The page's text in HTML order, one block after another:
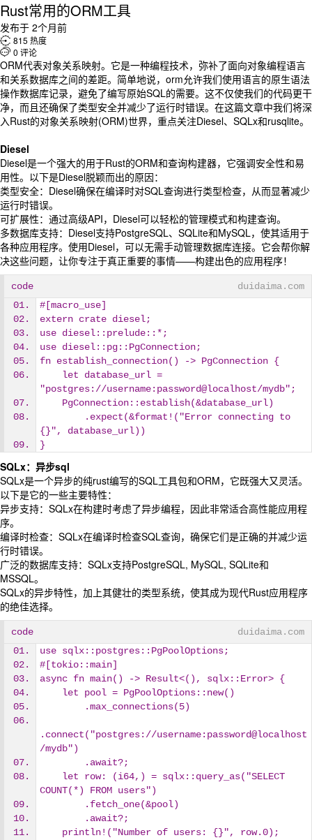
Rust常用的ORM工具
发布于 2个月前
 815 热度
 0 评论
ORM代表对象关系映射。它是一种编程技术，弥补了面向对象编程语言
和关系数据库之间的差距。简单地说，orm允许我们使用语言的原生语法
操作数据库记录，避免了编写原始SQL的需要。这不仅使我们的代码更干
净，而且还确保了类型安全并减少了运行时错误。在这篇文章中我们将深
入Rust的对象关系映射(ORM)世界，重点关注Diesel、SQLx和rusqlite。
Diesel
Diesel是一个强大的用于Rust的ORM和查询构建器，它强调安全性和易
用性。以下是Diesel脱颖而出的原因：
类型安全：Diesel确保在编译时对SQL查询进行类型检查，从而显著减少
运行时错误。
可扩展性：通过高级API，Diesel可以轻松的管理模式和构建查询。
多数据库支持：Diesel支持PostgreSQL、SQLite和MySQL，使其适用于
各种应用程序。使用Diesel，可以无需手动管理数据库连接。它会帮你解
决这些问题，让你专注于真正重要的事情——构建出色的应用程序！
code
duidaima.com
#[macro_use]
extern crate diesel;
use diesel::prelude::*;
use diesel::pg::PgConnection;
fn establish_connection() -> PgConnection {
"postgres://username:password@localhost/mydb";
    PgConnection::establish(&database_url)
{}", database_url))
}
SQLx：异步sql
SQLx是一个异步的纯rust编写的SQL工具包和ORM，它既强大又灵活。
以下是它的一些主要特性：
异步支持：SQLx在构建时考虑了异步编程，因此非常适合高性能应用程
序。
编译时检查：SQLx在编译时检查SQL查询，确保它们是正确的并减少运
行时错误。
广泛的数据库支持：SQLx支持PostgreSQL, MySQL, SQLite和
MSSQL。
SQLx的异步特性，加上其健壮的类型系统，使其成为现代Rust应用程序
的绝佳选择。
code
duidaima.com
use sqlx::postgres::PgPoolOptions;
#[tokio::main]
async fn main() -> Result<(), sqlx::Error> {
    let pool = PgPoolOptions::new()
        .max_connections(5)
.connect("postgres://username:password@localhost
/mydb")
        .await?;
COUNT(*) FROM users")
        .fetch_one(&pool)
        .await?;
    println!("Number of users: {}", row.0);